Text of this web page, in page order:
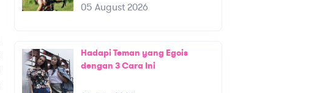
05 August 2026
Hadapi Teman yang Egois
dengan 3 Cara Ini